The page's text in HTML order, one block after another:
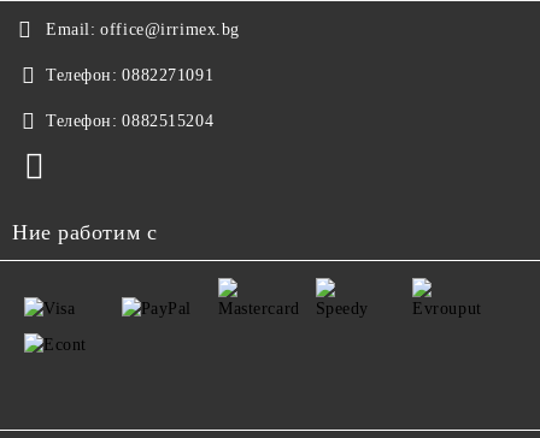
Email: office@irrimex.bg
Телефон: 0882271091
Телефон: 0882515204
Ние работим с